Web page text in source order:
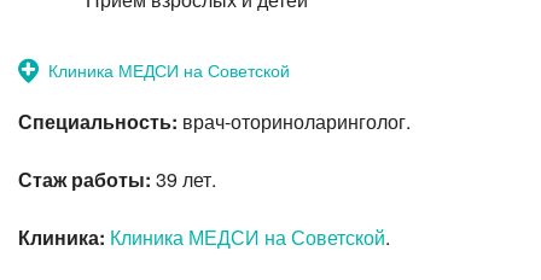
Клиника МЕДСИ на Советской
Специальность: врач-оториноларинголог.
Стаж работы: 39 лет.
Клиника: Клиника МЕДСИ на Советской.